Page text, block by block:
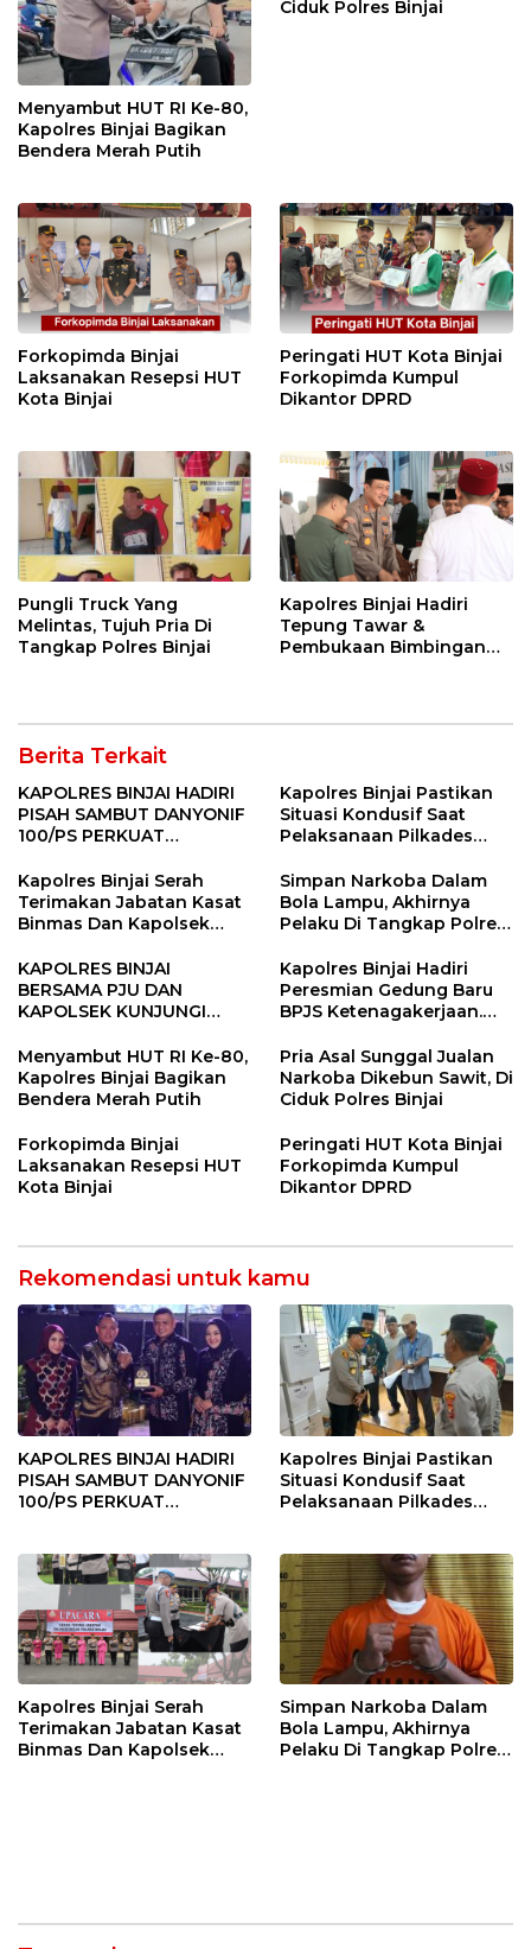
Menyambut HUT RI Ke-80,
Kapolres Binjai Bagikan
Bendera Merah Putih
Ciduk Polres Binjai
Forkopimda Binjai
Laksanakan Resepsi HUT
Kota Binjai
Peringati HUT Kota Binjai
Forkopimda Kumpul
Dikantor DPRD
Pungli Truck Yang
Melintas, Tujuh Pria Di
Tangkap Polres Binjai
Kapolres Binjai Hadiri
Tepung Tawar &
Pembukaan Bimbingan
Berita Terkait
KAPOLRES BINJAI HADIRI
PISAH SAMBUT DANYONIF
100/PS PERKUAT
Kapolres Binjai Pastikan
Situasi Kondusif Saat
Pelaksanaan Pilkades
Kapolres Binjai Serah
Terimakan Jabatan Kasat
Binmas Dan Kapolsek
Simpan Narkoba Dalam
Bola Lampu, Akhirnya
Pelaku Di Tangkap Polres
KAPOLRES BINJAI
BERSAMA PJU DAN
KAPOLSEK KUNJUNGI
BINJAI
Kapolres Binjai Hadiri
Peresmian Gedung Baru
BPJS Ketenagakerjaan.
Menyeluruh bagi Pekerja”
Menyambut HUT RI Ke-80,
Kapolres Binjai Bagikan
Bendera Merah Putih
Pria Asal Sunggal Jualan
Narkoba Dikebun Sawit, Di
Ciduk Polres Binjai
Forkopimda Binjai
Laksanakan Resepsi HUT
Kota Binjai
Peringati HUT Kota Binjai
Forkopimda Kumpul
Dikantor DPRD
Rekomendasi untuk kamu
KAPOLRES BINJAI HADIRI
PISAH SAMBUT DANYONIF
100/PS PERKUAT
Kapolres Binjai Pastikan
Situasi Kondusif Saat
Pelaksanaan Pilkades
Kapolres Binjai Serah
Terimakan Jabatan Kasat
Binmas Dan Kapolsek
Simpan Narkoba Dalam
Bola Lampu, Akhirnya
Pelaku Di Tangkap Polres